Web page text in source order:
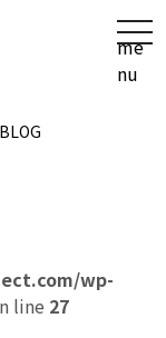
t
o
g
me
nu
wp-
line 27